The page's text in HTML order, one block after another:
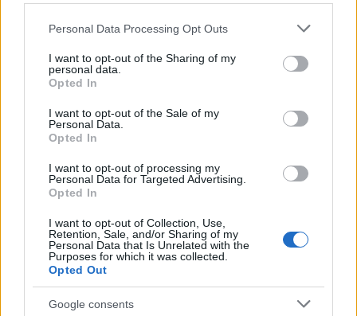
Please note that this website/app uses one or more Google
not limited to your visit or usage behaviour. You may click to
grant or deny consent to Google and its third-party tags to
use your data for below specified purposes in below Google
consent section.
Personal Data Processing Opt Outs
I want to opt-out of the Sharing of my
personal data.
Opted In
I want to opt-out of the Sale of my
Personal Data.
Opted In
I want to opt-out of processing my
Personal Data for Targeted Advertising.
Opted In
I want to opt-out of Collection, Use,
Retention, Sale, and/or Sharing of my
Personal Data that Is Unrelated with the
Purposes for which it was collected.
Opted Out
Google consents